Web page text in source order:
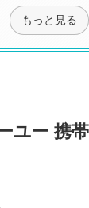
もっと見る
ユー 携